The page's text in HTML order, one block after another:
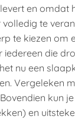
en omdat
te
te kiezen om
iedereen die
nu een
Vergeleken
kun
en